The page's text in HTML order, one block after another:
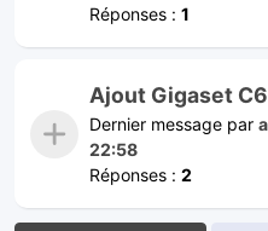
Réponses : 1
Ajout Gigaset
Dernier message par
22:58
Réponses : 2